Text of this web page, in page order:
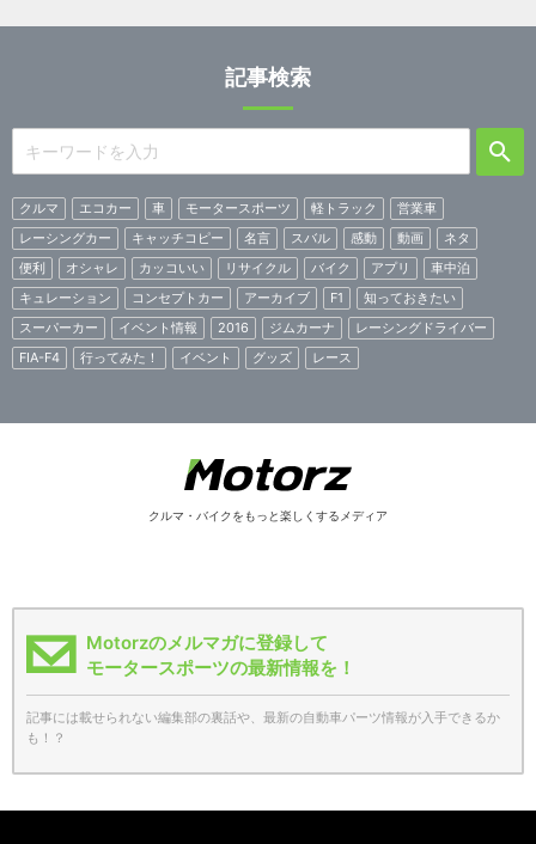
記事検索
クルマ エコカー 車 モータースポーツ 軽トラック
営業車
レーシングカー
キャッチコピー 名言 スバル 感動 動画
ネタ
便利
オシャレ カッコいい リサイクル バイク アプリ
車中泊
キュレーション
コンセプトカー アーカイブ F1
知っておきたい
スーパーカー
イベント情報 2016 ジムカーナ
レーシングドライバー
FIA-F4
行ってみた！ イベント グッズ レース
クルマ・バイクをもっと楽しくするメディア
Motorzのメルマガに登録して
モータースポーツの最新情報を！
記事には載せられない編集部の裏話や、最新の自動車パーツ情報が入手できるか
も！？